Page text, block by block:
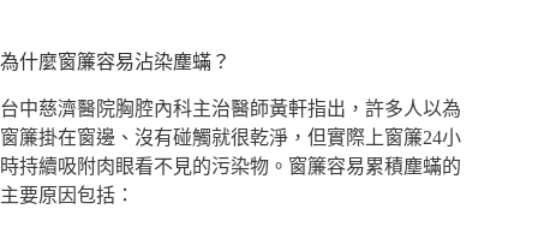
為什麼窗簾容易沾染塵蟎？
台中慈濟醫院胸腔內科主治醫師黃軒指出，許多人以為
窗簾掛在窗邊、沒有碰觸就很乾淨，但實際上窗簾24小
時持續吸附肉眼看不見的污染物。窗簾容易累積塵蟎的
主要原因包括：